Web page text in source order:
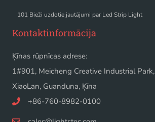
101 Bieži uzdotie jautājumi par Led Strip Light
Kontaktinformācija
Ķīnas rūpnīcas adrese:
1#901, Meicheng Creative Industrial Park,
XiaoLan, Guanduna, Ķīna
+86-760-8982-0100